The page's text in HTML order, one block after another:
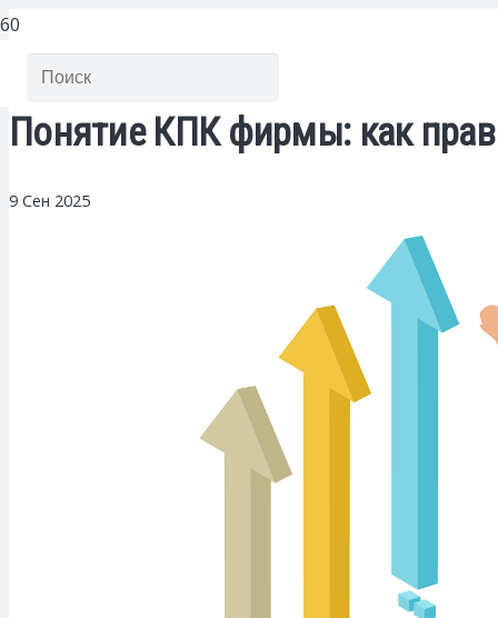
Понятие КПК фирмы: как
9 Сен 2025